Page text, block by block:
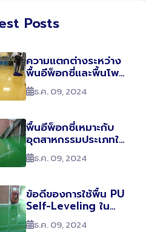
Posts
ความแตกต่างระหว่าง
พื้นอีพ็อกซี่และพื้นโพลี
ยูรีเทน
ธ.ค. 09, 2024
พื้นอีพ็อกซี่เหมาะกับ
อุตสาหกรรมประเภทใด
บ้าง?ธ.ค. 09, 2024
ข้อดีของการใช้พื้น PU
Self-Leveling ใน
โรงงานอาหาร
ธ.ค. 09, 2024